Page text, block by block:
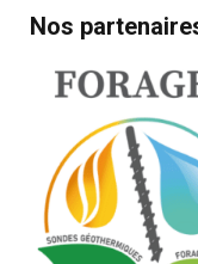
Nos